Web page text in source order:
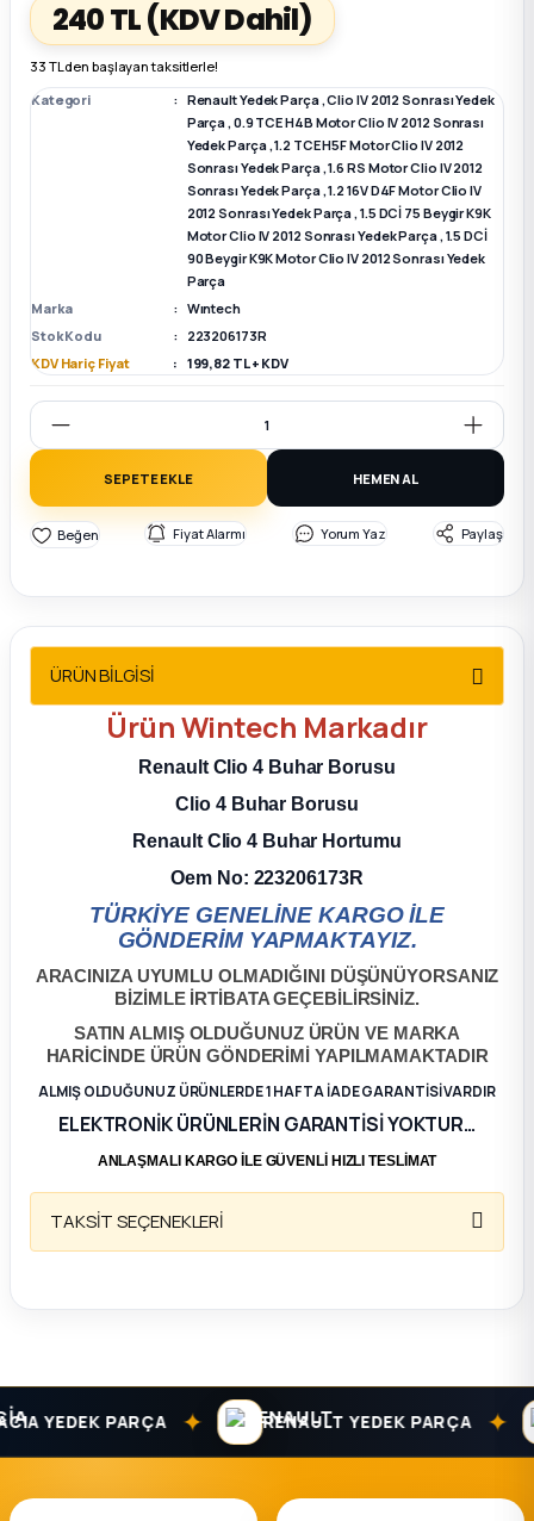
Parça
Parça
Parça
Sedan
Parça
Parça
240 TL(KDV Dahil)
33 TL den başlayan taksitlerle!
Kategori
Renault Yedek Parça,Clio IV 2012 Sonrası Yedek
Parça,0.9 TCE H4B Motor Clio IV 2012 Sonrası
Yedek Parça,1.2 TCE H5F Motor Clio IV 2012
Sonrası Yedek Parça,1.6 RS Motor Clio IV 2012
Sonrası Yedek Parça,1.2 16V D4F Motor Clio IV
2012 Sonrası Yedek Parça,1.5 DCİ 75 Beygir K9K
Motor Clio IV 2012 Sonrası Yedek Parça,1.5 DCİ
90 Beygir K9K Motor Clio IV 2012 Sonrası Yedek
Parça
Marka
Wıntech
Stok Kodu
223206173R
KDV Hariç Fiyat
199,82 TL + KDV
SEPETE EKLE HEMEN AL
Fiyat Alarmı Yorum Yaz Paylaş
ÜRÜN BİLGİSİ
ÜrünWintech Markadır
Renault Clio 4 Buhar Borusu
Clio 4 Buhar Borusu
Renault Clio 4 Buhar Hortumu
Oem No: 223206173R
TÜRKİYE GENELİNE KARGO İLE
GÖNDERİM YAPMAKTAYIZ.
ARACINIZA UYUMLU OLMADIĞINI DÜŞÜNÜYORSANIZ
BİZİMLE İRTİBATA GEÇEBİLİRSİNİZ.
SATIN ALMIŞ OLDUĞUNUZ ÜRÜN VE MARKA
HARİCİNDE ÜRÜN GÖNDERİMİ YAPILMAMAKTADIR
ALMIŞ OLDUĞUNUZ ÜRÜNLERDE 1 HAFTA İADE GARANTİSİ VARDIR
ELEKTRONİK ÜRÜNLERİN GARANTİSİ YOKTUR…
ANLAŞMALI KARGO İLE GÜVENLİ HIZLI TESLİMAT
TAKSİT SEÇENEKLERİ
YEDEK PARÇA ✦ RENAULT YEDEK PARÇA ✦